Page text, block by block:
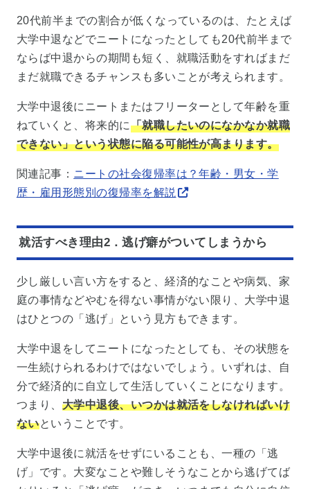
20代前半までの割合が低くなっているのは、たとえば
大学中退などでニートになったとしても20代前半まで
ならば中退からの期間も短く、就職活動をすればまだ
まだ就職できるチャンスも多いことが考えられます。
大学中退後にニートまたはフリーターとして年齢を重
ねていくと、将来的に「就職したいのになかなか就職
できない」という状態に陥る可能性が高まります。
関連記事： ニートの社会復帰率は？年齢・男女・学
歴・雇用形態別の復帰率を解説
就活すべき理由2．逃げ癖がついてしまうから
少し厳しい言い方をすると、経済的なことや病気、家
庭の事情などやむを得ない事情がない限り、大学中退
はひとつの「逃げ」という見方もできます。
大学中退をしてニートになったとしても、その状態を
一生続けられるわけではないでしょう。いずれは、自
分で経済的に自立して生活していくことになります。
つまり、 大学中退後、いつかは就活をしなければいけ
ないということです。
大学中退後に就活をせずにいることも、一種の「逃
げ」です。大変なことや難しそうなことから逃げてば